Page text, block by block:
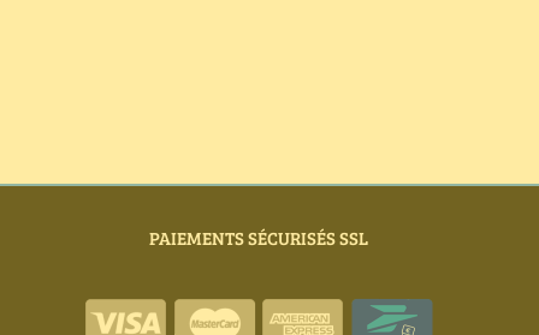
PAIEMENTS SÉCURISÉS SSL